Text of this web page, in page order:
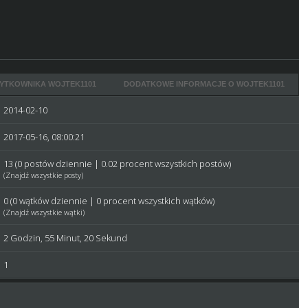
WOJTEK1101 DODATKOWE INFORMACJE O WOJTEK1101
2014-02-10
2017-05-16, 08:00:21
13 (0 postów dziennie | 0.02 procent wszystkich postów)
(Znajdź wszystkie posty)
0 (0 wątków dziennie | 0 procent wszystkich wątków)
(Znajdź wszystkie wątki)
2 Godzin, 55 Minut, 20 Sekund
1